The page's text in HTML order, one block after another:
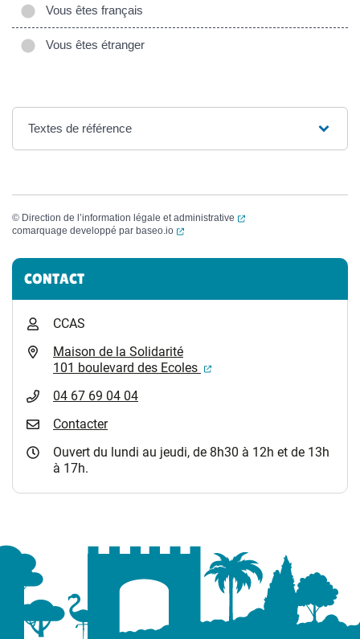
Vous êtes français
Vous êtes étranger
Textes de référence
© Direction de l’information légale et administrative
(ouverture dans un
comarquage developpé par baseo.io (ouverture dans un nouvel onglet)
Informations complémentaires
CONTACT
CCAS
Maison de la Solidarité
101 boulevard des Ecoles
(ouverture dans un
04 67 69 04 04
Contacter
Ouvert du lundi au jeudi, de 8h30 à 12h et de 13h
à 17h.